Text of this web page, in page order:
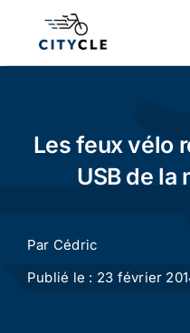
Cyclisme urbain
Les feux vélo
USB de la
Par Cédric
Publié le : 23 février